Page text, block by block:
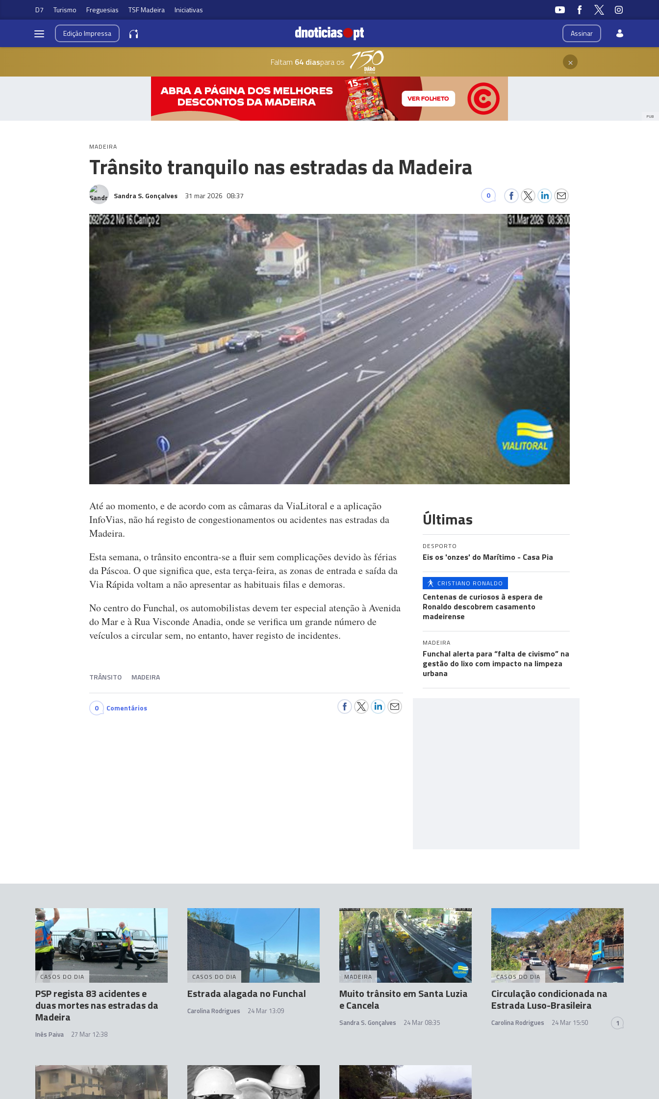
D7 Turismo Freguesias TSF Madeira Iniciativas
Assinar
EdiçãoImpressa
Faltam 64 diaspara os ×
PUB
MADEIRA
Trânsito tranquilo nas estradas da Madeira
Sandra S. Gonçalves 31 mar 2026 08:37 0
Até ao momento, e de acordo com as câmaras da ViaLitoral e a aplicação
InfoVias, não há registo de congestionamentos ou acidentes nas estradas da
Madeira.
Esta semana, o trânsito encontra-se a fluir sem complicações devido às férias
da Páscoa. O que significa que, esta terça-feira, as zonas de entrada e saída da
Via Rápida voltam a não apresentar as habituais filas e demoras.
No centro do Funchal, os automobilistas devem ter especial atenção à Avenida
do Mar e à Rua Visconde Anadia, onde se verifica um grande número de
veículos a circular sem, no entanto, haver registo de incidentes.
TRÂNSITO MADEIRA
0 Comentários
Últimas
DESPORTO
Eis os 'onzes' do Marítimo - Casa Pia
CRISTIANO RONALDO
Centenas de curiosos à espera de
Ronaldo descobrem casamento
madeirense
MADEIRA
Funchal alerta para “falta de civismo” na
gestão do lixo com impacto na limpeza
urbana
CASOS DO DIA
PSP regista 83 acidentes e
duas mortes nas estradas da
Madeira
Inês Paiva 27 Mar 12:38
CASOS DO DIA
Estrada alagada no Funchal
Carolina Rodrigues 24 Mar 13:09
MADEIRA
Muito trânsito em Santa Luzia
e Cancela
Sandra S. Gonçalves 24 Mar 08:35
CASOS DO DIA
Circulação condicionada na
Estrada Luso-Brasileira
Carolina Rodrigues 24 Mar 15:50 1